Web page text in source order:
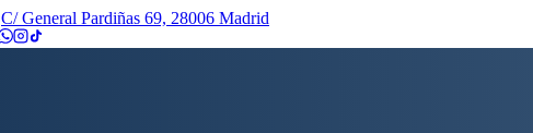
C/ General Pardiñas 69, 28006 Madrid